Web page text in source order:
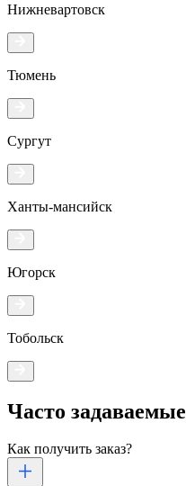
Нижневартовск
Тюмень
Сургут
Ханты-мансийск
Югорск
Тобольск
Часто задаваемые
Как получить заказ?